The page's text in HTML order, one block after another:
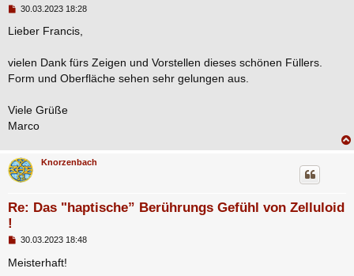
B
i
a
g
30.03.2023 18:28
Lieber Francis,
vielen Dank fürs Zeigen und Vorstellen dieses schönen Füllers.
Form und Oberfläche sehen sehr gelungen aus.
Viele Grüße
Marco
Knorzenbach
Re: Das "haptische” Berührungs Gefühl von Zelluloid
!
B
i
t
30.03.2023 18:48
Meisterhaft!